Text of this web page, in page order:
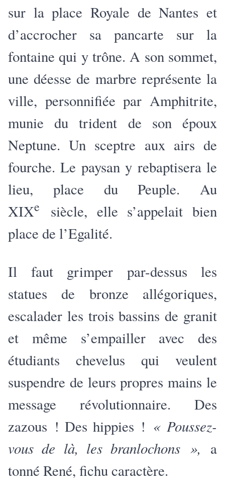
sur la place Royale de Nantes et
d’accrocher sa pancarte sur la
fontaine qui y trône. A son sommet,
une déesse de marbre représente la
ville, personnifiée par Amphitrite,
munie du trident de son époux
Neptune. Un sceptre aux airs de
fourche. Le paysan y rebaptisera le
lieu, place du Peuple. Au
XIXe
siècle, elle s’appelait bien
place de l’Egalité.
Il faut grimper par-dessus les
statues de bronze allégoriques,
escalader les trois bassins de granit
et même s’empailler avec des
étudiants chevelus qui veulent
suspendre de leurs propres mains le
message révolutionnaire. Des
zazous ! Des hippies ! « Poussez-
vous de là, les branlochons »,
a
tonné René, fichu caractère.